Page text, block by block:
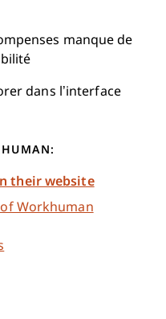
manque de
dans l’interface
their website
Workhuman